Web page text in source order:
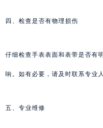
四、检查是否有物理损伤
仔细检查手表表面和表带是否有
响。如有必要，请及时联系专业
五、专业维修